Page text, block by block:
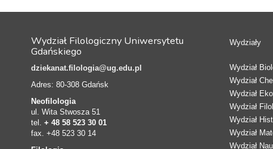
Wydział Filologiczny Uniwersytetu
Gdańskiego
dziekanat.filologia@ug.edu.pl
Adres: 80-308 Gdańsk
Neofilologia
ul. Wita Stwosza 51
tel. + 48 58 523 30 01
fax. +48 523 30 14
Wydziały
Wydział
Wydział
Wydział
Wydział
Wydział
Wydział
Wydział